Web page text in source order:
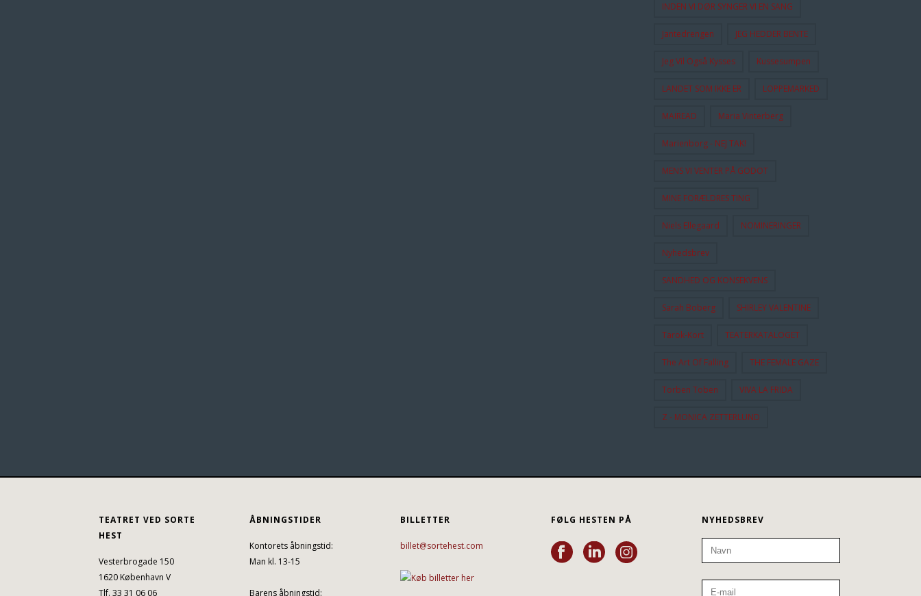
INDEN VI DØR SYNGER VI EN SANG
Jantedrengen JEG HEDDER BENTE
Jeg Vil Også Kysses Kussesumpen
LANDET SOM IKKE ER LOPPEMARKED
MAIREAD Maria Vinterberg
Marienborg - NEJ TAK!
MENS VI VENTER PÅ GODOT
MINE FORÆLDRES TING
Niels Ellegaard NOMINERINGER
Nyhedsbrev
SANDHED OG KONSEKVENS
Sarah Boberg SHIRLEY VALENTINE
Tarok-Kort TEATERKATALOGET
The Art Of Falling THE FEMALE GAZE
Torben Toben VIVA LA FRIDA
Z - MONICA ZETTERLUND
TEATRET VED SORTE
HEST
Vesterbrogade 150
1620 København V
Tlf. 33 31 06 06
ÅBNINGSTIDER
Kontorets åbningstid:
Man kl. 13-15
Barens åbningstid:
BILLETTER
billet@sortehest.com
FØLG HESTEN PÅ NYHEDSBREV